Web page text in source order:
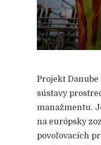
Projekt
sústavy
manažmentu.
na európsky
povoľovacích